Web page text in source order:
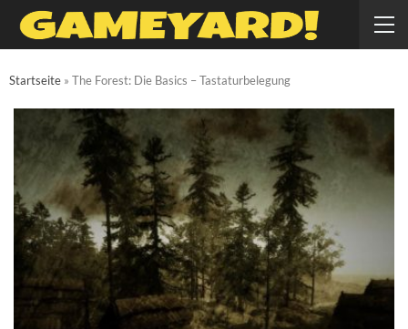
Startseite » The Forest: Die Basics – Tastaturbelegung